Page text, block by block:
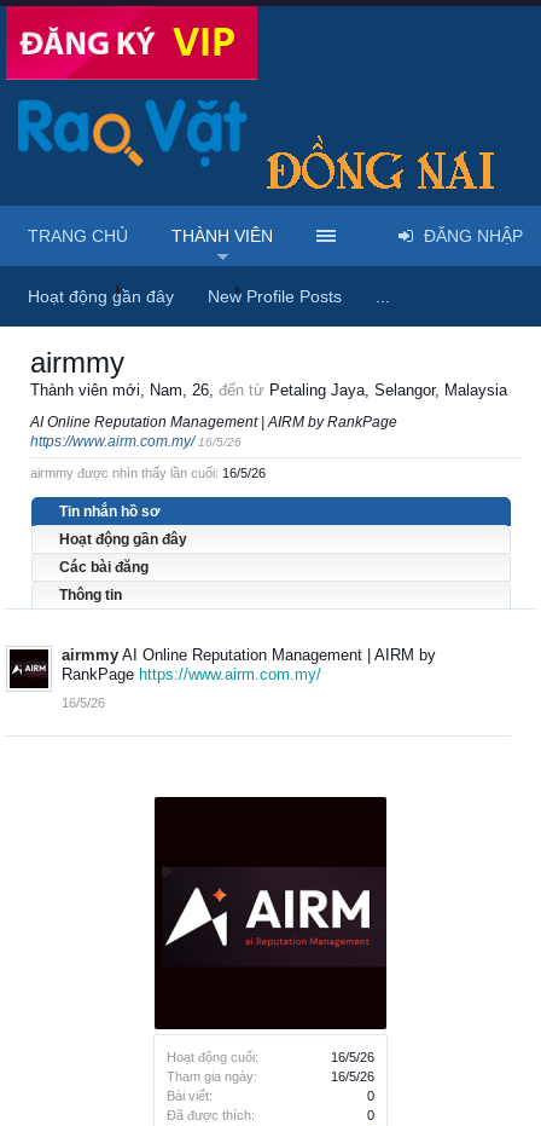
Trang chủ Thành viên airmmy
Hoạt động cuối:
16/5/26
Tham gia ngày:
16/5/26
Bài viết:
0
Đã được thích:
0
airmmy
Thành viên mới, Nam, 26, đến từ Petaling Jaya, Selangor, Malaysia
AI Online Reputation Management | AIRM by RankPage
https://www.airm.com.my/ 16/5/26
airmmy được nhìn thấy lần cuối: 16/5/26
Tin nhắn hồ sơ
Hoạt động gần đây
Các bài đăng
Thông tin
airmmy AI Online Reputation Management | AIRM by
RankPage https://www.airm.com.my/
16/5/26
TRANG CHỦ THÀNH VIÊN
Hoạt động gần đây New Profile Posts
ĐĂNG NHẬP